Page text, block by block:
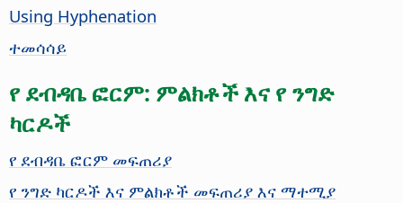
Using Hyphenation
ተመሳሳይ
የ ደብዳቤ ፎርም: ምልክቶች እና የ ንግድ
ካርዶች
የ ደብዳቤ ፎርም መፍጠሪያ
የ ንግድ ካርዶች እና ምልክቶች መፍጠሪያ እና ማተሚያ